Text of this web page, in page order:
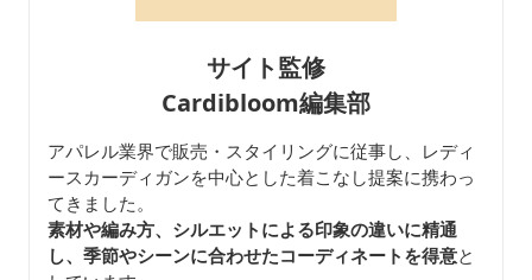
サイト監修
Cardibloom編集部
アパレル業界で販売・スタイリングに従事し、レディ
ースカーディガンを中心とした着こなし提案に携わっ
てきました。
素材や編み方、シルエットによる印象の違いに精通
し、季節やシーンに合わせたコーディネートを得意と